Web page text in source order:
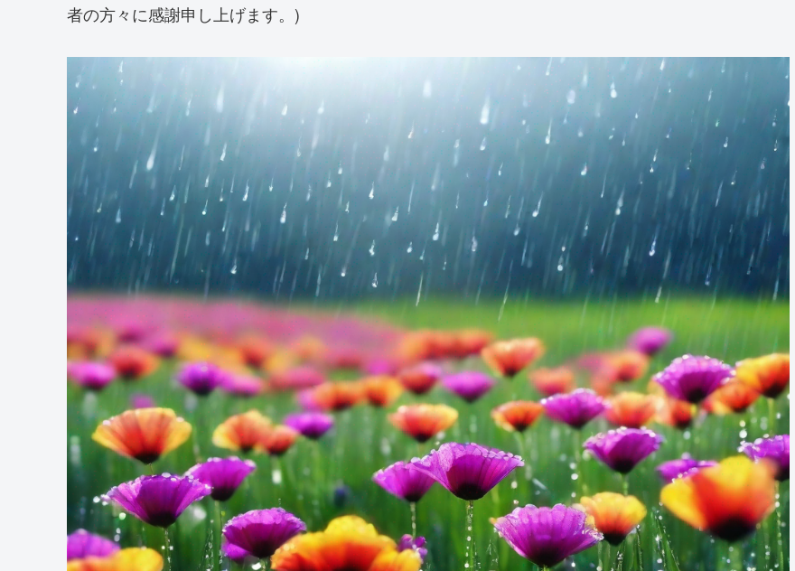
者の方々に感謝申し上げます。)